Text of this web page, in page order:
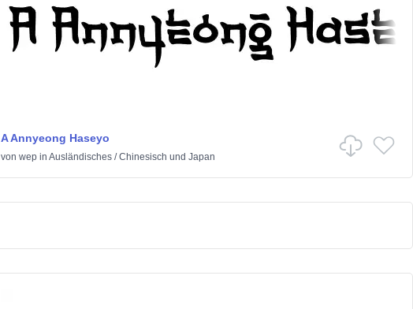
A Annyeong Haseyo
von wepin Ausländisches/Chinesisch und Japan